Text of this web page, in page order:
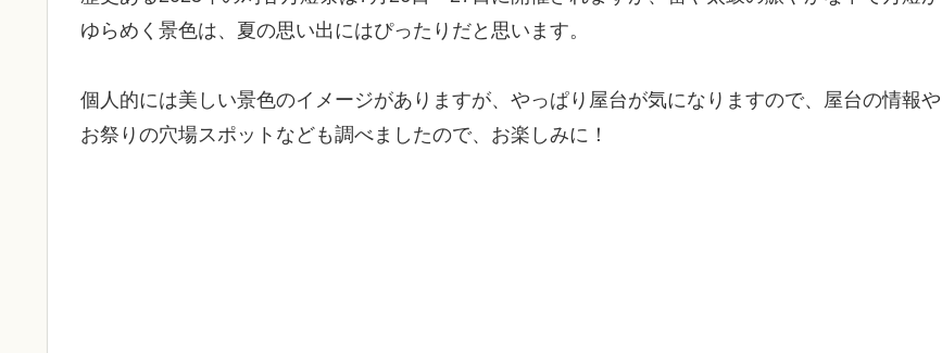
ゆらめく景色は、夏の思い出にはぴったりだと思います。
個人的には美しい景色のイメージがありますが、やっぱり屋台が気になりますので、屋台の情報や
お祭りの穴場スポットなども調べましたので、お楽しみに！